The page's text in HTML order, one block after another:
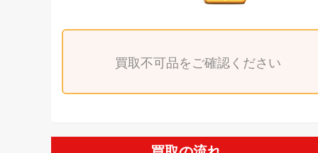
買取不可品をご確認ください